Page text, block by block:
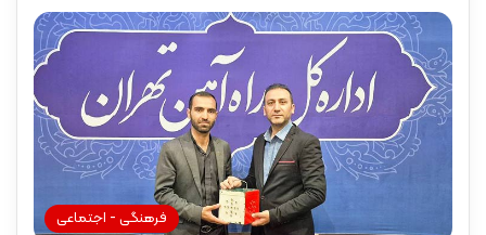
فرهنگی - اجتماعی